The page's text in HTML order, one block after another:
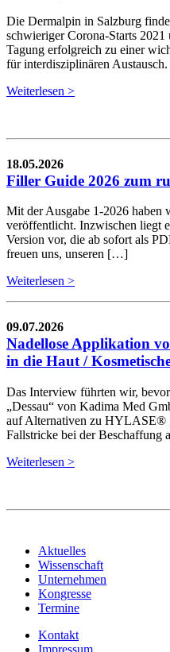
Die Dermalpin in Salzburg
schwieriger Corona-Starts
Tagung erfolgreich zu einer
für interdisziplinären
Weiterlesen >
18.05.2026
Filler Guide 2026 zum
Mit der Ausgabe 1-2026 haben
veröffentlicht. Inzwischen liegt
Version vor, die ab sofort als
freuen uns, unseren […]
Weiterlesen >
09.07.2026
Nadellose Applikation
in die Haut /
Das Interview führten wir,
„Dessau“ von Kadima Med
auf Alternativen zu HYLASE®
Fallstricke bei der Beschaffung
Weiterlesen >
Aktuelles
Wissenschaft
Unternehmen
Kongresse
Termine
Kontakt
Impressum